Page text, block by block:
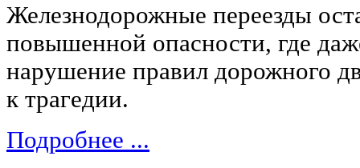
Железнодорожные переезды
повышенной опасности, где
нарушение правил дорожного
к трагедии.
Подробнее ...